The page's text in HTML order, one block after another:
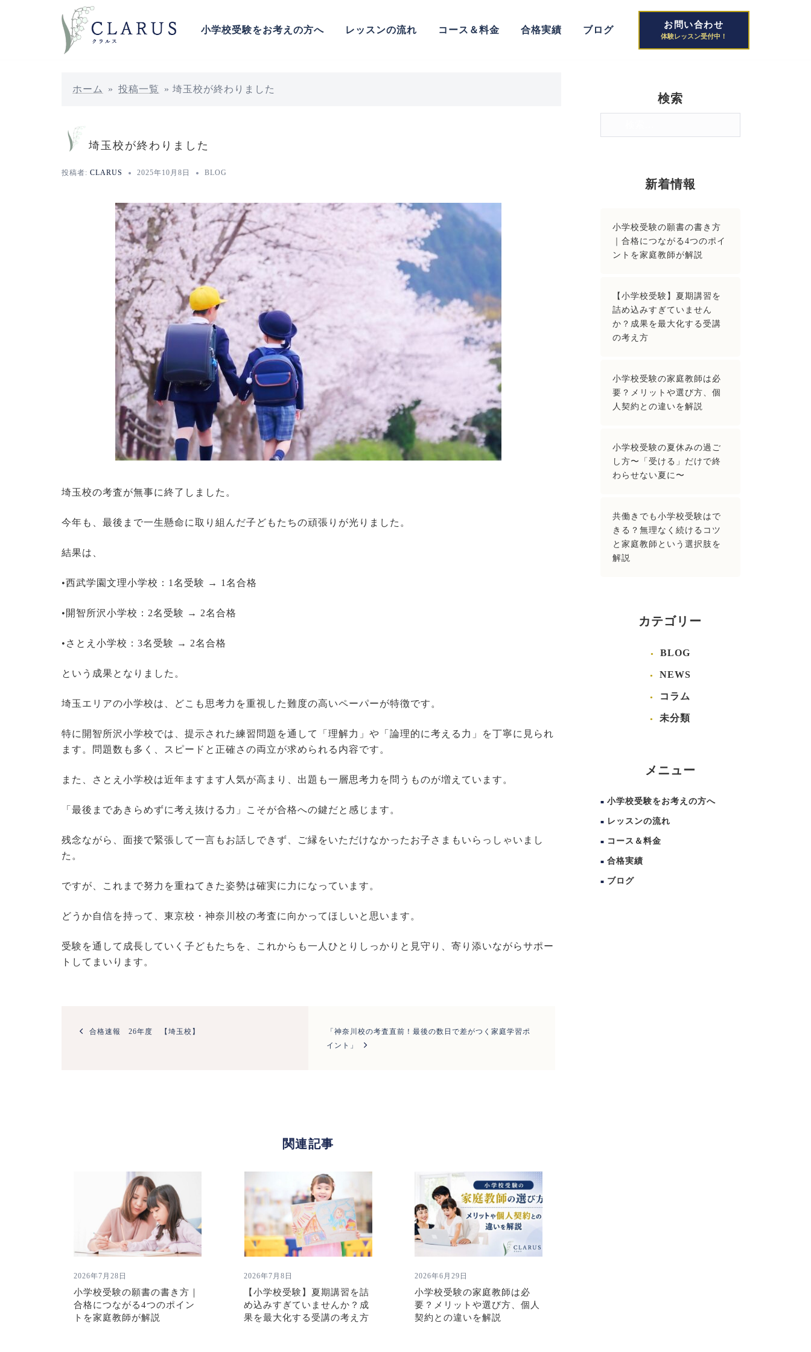
小学校受験をお考えの方へ レッスンの流れ コース＆料金 合格実績 ブログ お問い合わせ
ホーム » 投稿一覧 » 埼玉校が終わりました
埼玉校が終わりました
投稿者: CLARUS 2025年10月8日 BLOG
埼玉校の考査が無事に終了しました。
今年も、最後まで一生懸命に取り組んだ子どもたちの頑張りが光りました。
結果は、
•西武学園文理小学校：1名受験 → 1名合格
•開智所沢小学校：2名受験 → 2名合格
•さとえ小学校：3名受験 → 2名合格
という成果となりました。
埼玉エリアの小学校は、どこも思考力を重視した難度の高いペーパーが特徴です。
特に開智所沢小学校では、提示された練習問題を通して「理解力」や「論理的に考える力」を丁寧に見られ
ます。問題数も多く、スピードと正確さの両立が求められる内容です。
また、さとえ小学校は近年ますます人気が高まり、出題も一層思考力を問うものが増えています。
「最後まであきらめずに考え抜ける力」こそが合格への鍵だと感じます。
残念ながら、面接で緊張して一言もお話しできず、ご縁をいただけなかったお子さまもいらっしゃいまし
た。
ですが、これまで努力を重ねてきた姿勢は確実に力になっています。
どうか自信を持って、東京校・神奈川校の考査に向かってほしいと思います。
受験を通して成長していく子どもたちを、これからも一人ひとりしっかりと見守り、寄り添いながらサポー
トしてまいります。
合格速報 26年度 【埼玉校】
「神奈川校の考査直前！最後の数日で差がつく家庭学習ポ
イント」
関連記事
2026年7月28日
小学校受験の願書の書き方｜
合格につながる4つのポイン
トを家庭教師が解説
2026年7月8日
【小学校受験】夏期講習を詰
め込みすぎていませんか？成
果を最大化する受講の考え方
2026年6月29日
小学校受験の家庭教師は必
要？メリットや選び方、個人
契約との違いを解説
検索
索:
新着情報
小学校受験の願書の書き方
｜合格につながる4つのポイ
ントを家庭教師が解説
【小学校受験】夏期講習を
詰め込みすぎていません
か？成果を最大化する受講
の考え方
小学校受験の家庭教師は必
要？メリットや選び方、個
人契約との違いを解説
小学校受験の夏休みの過ご
し方〜「受ける」だけで終
わらせない夏に〜
共働きでも小学校受験はで
きる？無理なく続けるコツ
と家庭教師という選択肢を
解説
カテゴリー
BLOG
NEWS
コラム
未分類
メニュー
小学校受験をお考えの方へ
レッスンの流れ
コース＆料金
合格実績
ブログ